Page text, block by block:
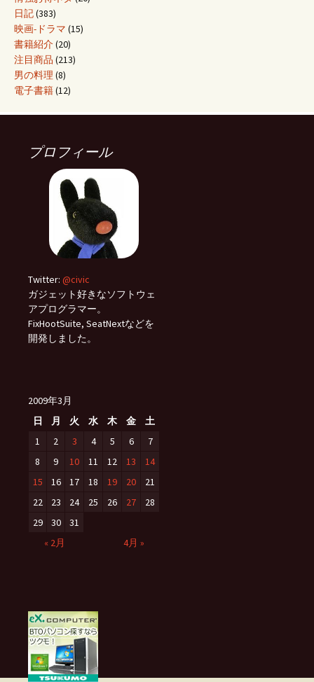
日記(383)
映画-ドラマ (15)
書籍紹介(20)
注目商品 (213)
男の料理 (8)
電子書籍(12)
プロフィール
Twitter: @civic
ガジェット好きなソフトウェ
アプログラマー。
FixHootSuite, SeatNextなどを
開発しました。
2009年3月
日
月 火 水 木 金
土
1
2 3 4 5 6
7
8
9 10 11 12 13
14
15
16 17 18 19 20
21
22
23 24 25 26 27
28
29
30
31
« 2月
4月 »